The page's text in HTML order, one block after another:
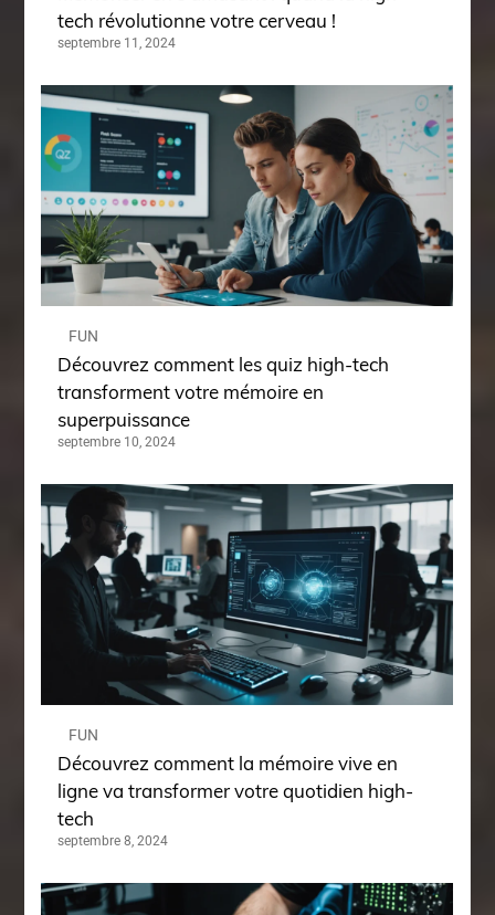
tech révolutionne votre cerveau !
septembre 11, 2024
FUN
Découvrez comment les quiz high-tech
transforment votre mémoire en
superpuissance
septembre 10, 2024
FUN
Découvrez comment la mémoire vive en
ligne va transformer votre quotidien high-
tech
septembre 8, 2024